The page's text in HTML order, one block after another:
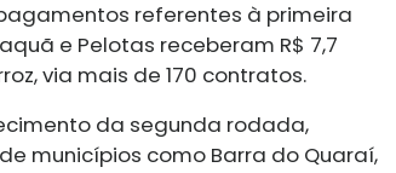
referentes à primeira
e Pelotas receberam R$ 7,7
via mais de 170 contratos.
da segunda rodada,
municípios como Barra do Quaraí,